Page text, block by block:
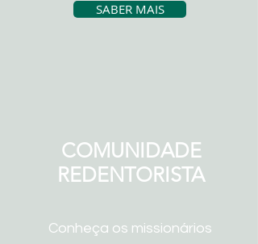
SABER MAIS
COMUNIDADE
REDENTORISTA
Conheça os missionários